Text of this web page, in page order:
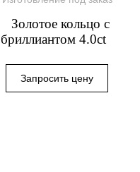
Золотое кольцо с
бриллиантом 4.0ct